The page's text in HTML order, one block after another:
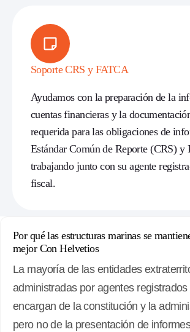
Soporte CRS y FATCA
Ayudamos con la preparación de la
cuentas financieras y la
requerida para las obligaciones de
Estándar Común de Reporte (CRS) y
trabajando junto con su agente
fiscal.
Por qué las estructuras marinas se
mejor Con Helvetios
La mayoría de las entidades
administradas por agentes
encargan de la constitución y la
pero no de la presentación de